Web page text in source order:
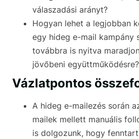
válaszadási arányt?
Hogyan lehet a legjobban
egy hideg e-mail kampány
továbbra is nyitva
jövőbeni együttműködésre?
Vázlatpontos
A hideg e-mailezés során
mailek mellett manuális
is dolgozunk, hogy